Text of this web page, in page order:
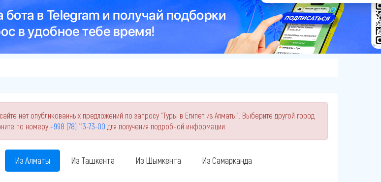
нет опубликованных предложений по запросу "Туры в Египет из Алматы". Выберите другой город
по номеру +998 (78) 113-73-00 для получения подробной информации
Из Алматы Из Ташкента Из Шымкента Из Самарканда